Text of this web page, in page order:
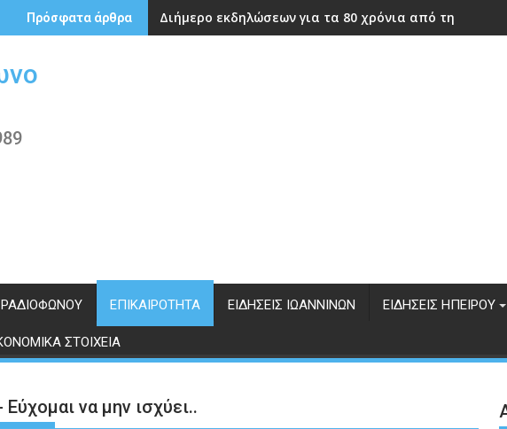
Πρόσφατα άρθρα Διήμερο εκδηλώσεων για τα 80 χρόνια από την
ΕΠΙΚΑΙΡΌΤΗΤΑ ΕΙΔΉΣΕΙΣ ΙΩΑΝΝΊΝΩΝ ΕΙΔΉΣΕΙΣ ΗΠΕΊΡΟΥ
ΣΤΟΙΧΕΊΑ
να μην ισχύει..